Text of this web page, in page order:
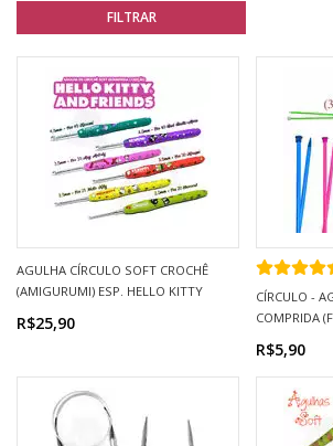
AGULHA CÍRCULO SOFT CROCHÊ
(AMIGURUMI) ESP. HELLO KITTY
R$25,90
CÍRCULO -
COMPRIDA
R$5,90